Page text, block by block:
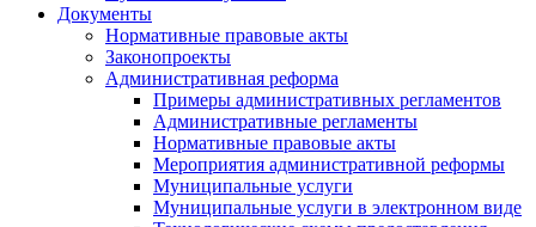
Документы
Нормативные правовые акты
Законопроекты
Административная реформа
Примеры административных регламентов
Административные регламенты
Нормативные правовые акты
Мероприятия административной реформы
Муниципальные услуги
Муниципальные услуги в электронном виде